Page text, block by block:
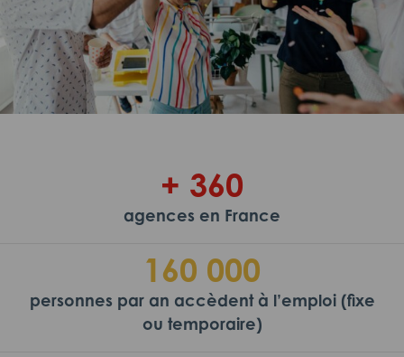
+ 360
agences en France
160 000
personnes par an accèdent à l’emploi (fixe
ou temporaire)